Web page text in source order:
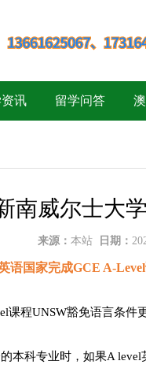
讯 留学问答
南威尔士大
来源： 本站 日期：
语国家完成GCE A-
课程UNSW豁免语言条件
本科专业时，如果A